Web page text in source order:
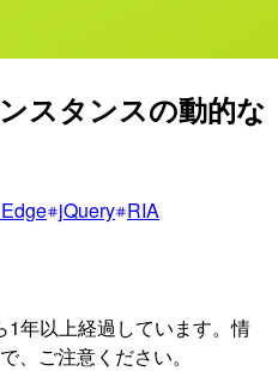
スタンスの動的な
jQuery RIA
1年以上経過しています。情
、ご注意ください。